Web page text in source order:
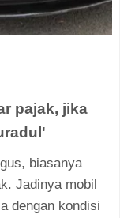
pajak, jika
biasanya
Jadinya mobil
dengan kondisi